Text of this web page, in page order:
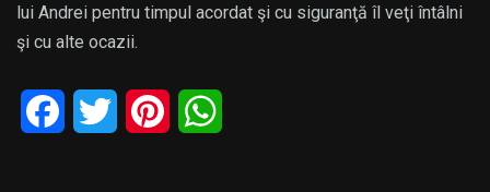
lui Andrei pentru timpul acordat şi cu siguranţă îl veţi întâlni
şi cu alte ocazii.
Facebook
Twitter Pinterest